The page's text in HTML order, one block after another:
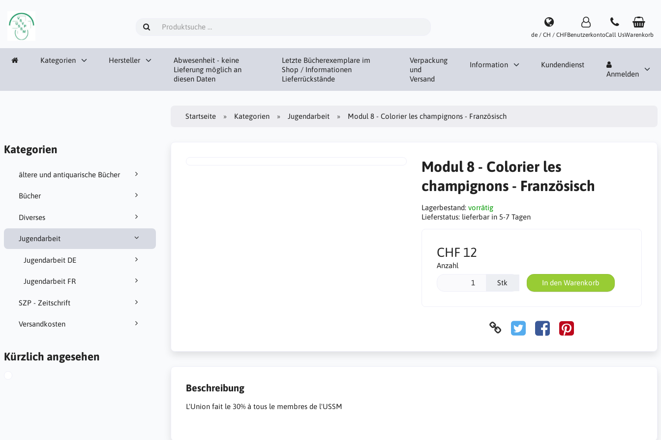
de / CH / CHFBenutzerkontoCall UsWarenkorb
Kategorien Hersteller
Abwesenheit - keine
Lieferung möglich an
diesen Daten
Letzte Bücherexemplare im
Shop / Informationen
Lieferrückstände
Verpackung
und
Versand
Information
Kundendienst
Anmelden
Kategorien
ältere und antiquarische Bücher
Bücher
Diverses
Jugendarbeit
Jugendarbeit DE
Jugendarbeit FR
SZP - Zeitschrift
Versandkosten
Kürzlich angesehen
Startseite Kategorien Jugendarbeit Modul 8 - Colorier les champignons - Französisch
Modul 8 - Colorier les
champignons - Französisch
Lagerbestand: vorrätig
Lieferstatus: lieferbar in 5-7 Tagen
CHF 12
Anzahl
Stk In den Warenkorb
Beschreibung
L'Union fait le 30% à tous le membres de l'USSM